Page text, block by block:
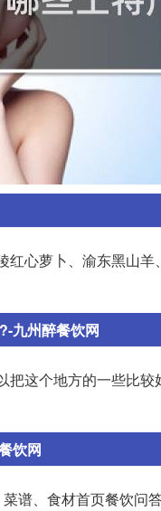
心萝卜、渝东黑山
九州醉餐饮网
这个地方的一些比
饮网
谱、食材首页餐饮问